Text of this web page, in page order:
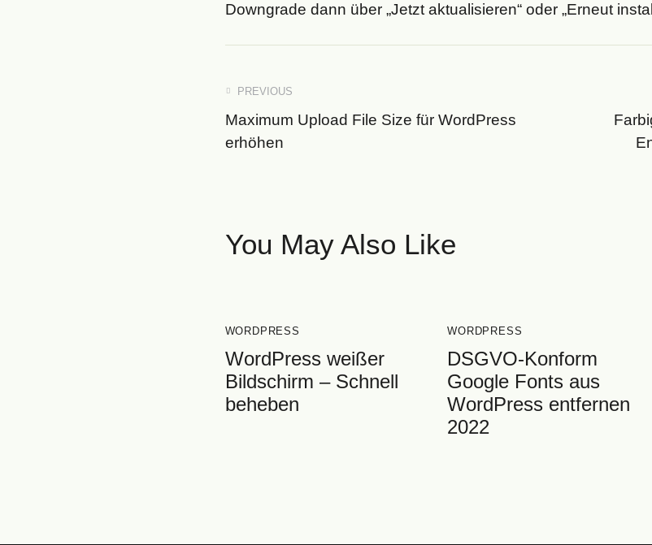
Downgrade dann über „Jetzt aktualisieren“ oder „Erneut
PREVIOUS
Maximum Upload File Size für WordPress
erhöhen
You May Also Like
WORDPRESS
WordPress weißer
Bildschirm – Schnell
beheben
WORDPRESS
DSGVO-Konform
Google Fonts aus
WordPress entfernen
2022